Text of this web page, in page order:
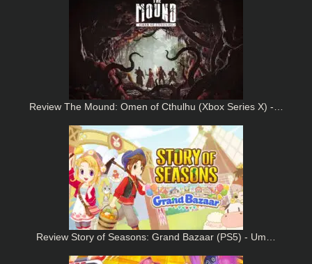
Review The Mound: Omen of Cthulhu (Xbox Series X) -…
Review Story of Seasons: Grand Bazaar (PS5) - Um…